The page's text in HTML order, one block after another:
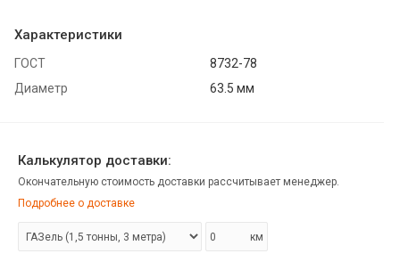
Характеристики
ГОСТ
8732-78
Диаметр
63.5 мм
Калькулятор доставки:
Окончательную стоимость доставки рассчитывает менеджер.
Подробнее о доставке
км